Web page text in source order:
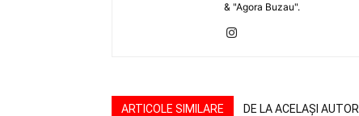
& "Agora Buzau".
ARTICOLE SIMILARE DE LA ACELAȘI AUTOR